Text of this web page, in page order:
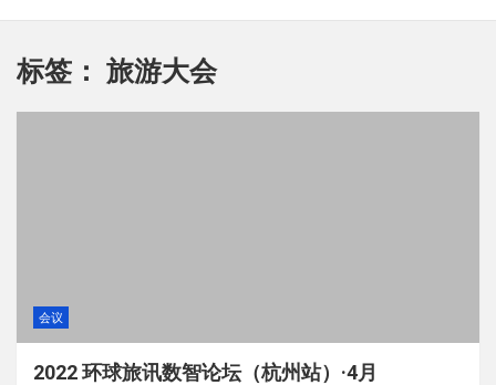
标签： 旅游大会
会议
2022 环球旅讯数智论坛（杭州站）·4月